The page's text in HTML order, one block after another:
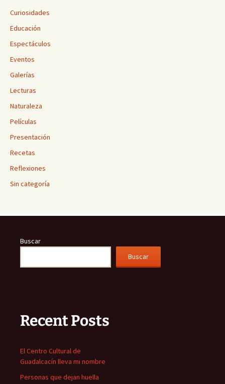
Curiosidades
Educación
Espectáculos
Eventos
Galerías
Lecturas
Naturaleza
Películas
Presentación
Recetas
Reflexiones
Sin categoría
Buscar
Buscar
Recent Posts
El Centro Cultural de
Guadalcacín lleva mi nombre
Personas que dejan huella